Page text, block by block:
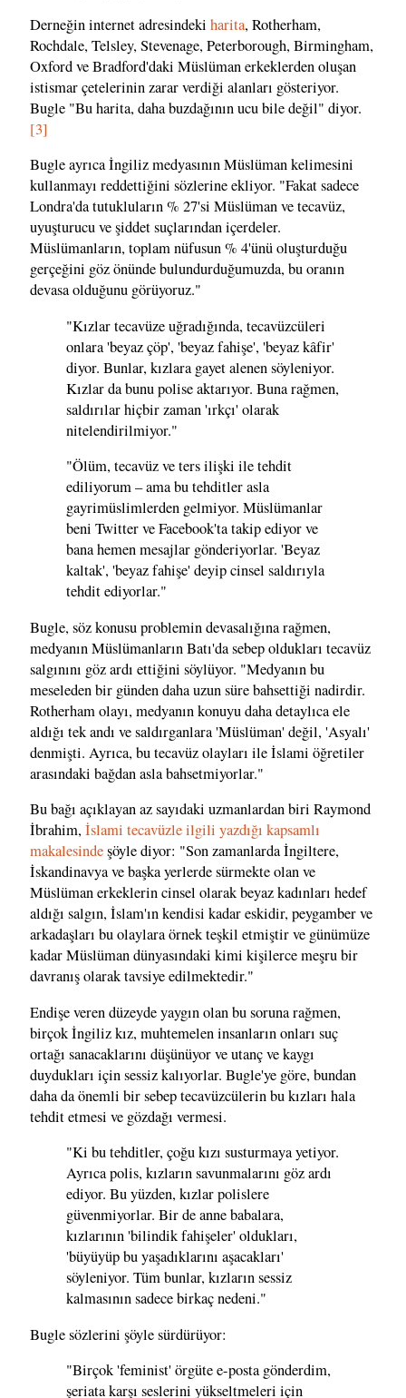
Derneğin internet adresindeki harita, Rotherham,
Rochdale, Telsley, Stevenage, Peterborough, Birmingham,
Oxford ve Bradford'daki Müslüman erkeklerden oluşan
istismar çetelerinin zarar verdiği alanları gösteriyor.
Bugle "Bu harita, daha buzdağının ucu bile değil" diyor.
[3]
Bugle ayrıca İngiliz medyasının Müslüman kelimesini
kullanmayı reddettiğini sözlerine ekliyor. "Fakat sadece
Londra'da tutukluların % 27'si Müslüman ve tecavüz,
uyuşturucu ve şiddet suçlarından içerdeler.
Müslümanların, toplam nüfusun % 4'ünü oluşturduğu
gerçeğini göz önünde bulundurduğumuzda, bu oranın
devasa olduğunu görüyoruz."
"Kızlar tecavüze uğradığında, tecavüzcüleri
onlara 'beyaz çöp', 'beyaz fahişe', 'beyaz kâfir'
diyor. Bunlar, kızlara gayet alenen söyleniyor.
Kızlar da bunu polise aktarıyor. Buna rağmen,
saldırılar hiçbir zaman 'ırkçı' olarak
nitelendirilmiyor."
"Ölüm, tecavüz ve ters ilişki ile tehdit
ediliyorum – ama bu tehditler asla
gayrimüslimlerden gelmiyor. Müslümanlar
beni Twitter ve Facebook'ta takip ediyor ve
bana hemen mesajlar gönderiyorlar. 'Beyaz
kaltak', 'beyaz fahişe' deyip cinsel saldırıyla
tehdit ediyorlar."
Bugle, söz konusu problemin devasalığına rağmen,
medyanın Müslümanların Batı'da sebep oldukları tecavüz
salgınını göz ardı ettiğini söylüyor. "Medyanın bu
meseleden bir günden daha uzun süre bahsettiği nadirdir.
Rotherham olayı, medyanın konuyu daha detaylıca ele
aldığı tek andı ve saldırganlara 'Müslüman' değil, 'Asyalı'
denmişti. Ayrıca, bu tecavüz olayları ile İslami öğretiler
arasındaki bağdan asla bahsetmiyorlar."
Bu bağı açıklayan az sayıdaki uzmanlardan biri Raymond
İbrahim,İslami tecavüzle ilgili yazdığı kapsamlı
makalesindeşöyle diyor: "Son zamanlarda İngiltere,
İskandinavya ve başka yerlerde sürmekte olan ve
Müslüman erkeklerin cinsel olarak beyaz kadınları hedef
aldığı salgın, İslam'ın kendisi kadar eskidir, peygamber ve
arkadaşları bu olaylara örnek teşkil etmiştir ve günümüze
kadar Müslüman dünyasındaki kimi kişilerce meşru bir
davranış olarak tavsiye edilmektedir."
Endişe veren düzeyde yaygın olan bu soruna rağmen,
birçok İngiliz kız, muhtemelen insanların onları suç
ortağı sanacaklarını düşünüyor ve utanç ve kaygı
duydukları için sessiz kalıyorlar. Bugle'ye göre, bundan
daha da önemli bir sebep tecavüzcülerin bu kızları hala
tehdit etmesi ve gözdağı vermesi.
"Ki bu tehditler, çoğu kızı susturmaya yetiyor.
Ayrıca polis, kızların savunmalarını göz ardı
ediyor. Bu yüzden, kızlar polislere
güvenmiyorlar. Bir de anne babalara,
kızlarının 'bilindik fahişeler' oldukları,
'büyüyüp bu yaşadıklarını aşacakları'
söyleniyor. Tüm bunlar, kızların sessiz
kalmasının sadece birkaç nedeni."
Bugle sözlerini şöyle sürdürüyor:
"Birçok 'feminist' örgüte e-posta gönderdim,
şeriata karşı seslerini yükseltmeleri için